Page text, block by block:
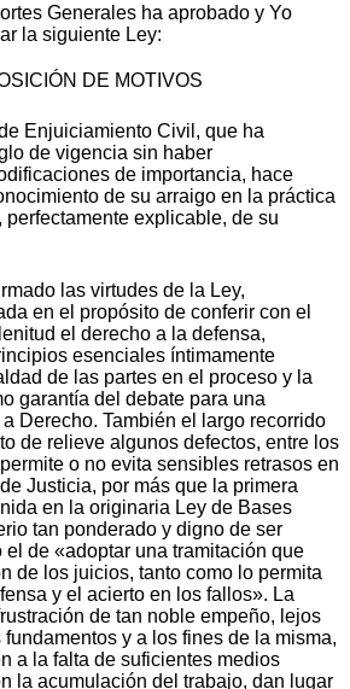
Generales ha aprobado y Yo
la siguiente Ley:
DE MOTIVOS
Enjuiciamiento Civil, que ha
de vigencia sin haber
de importancia, hace
de su arraigo en la práctica
explicable, de su
las virtudes de la Ley,
en el propósito de conferir con el
el derecho a la defensa,
esenciales íntimamente
de las partes en el proceso y la
garantía del debate para una
Derecho. También el largo recorrido
de relieve algunos defectos, entre los
o no evita sensibles retrasos en
Justicia, por más que la primera
en la originaria Ley de Bases
tan ponderado y digno de ser
el de «adoptar una tramitación que
de los juicios, tanto como lo permita
y el acierto en los fallos». La
de tan noble empeño, lejos
y a los fines de la misma,
a la falta de suficientes medios
la acumulación del trabajo, dan lugar